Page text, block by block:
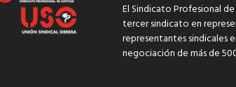
El Sindicato Profesional
tercer sindicato en
representantes sindicales
negociación de más de